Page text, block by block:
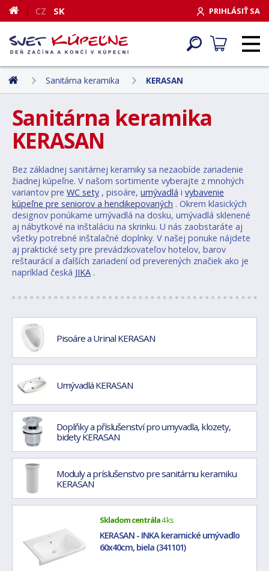
PRIHLÁSIŤ SA
CZ SK
Sanitárna keramika KERASAN
Sanitárna keramika
KERASAN
Bez základnej sanitárnej keramiky sa nezaobíde zariadenie
žiadnej kúpeľne. V našom sortimente vyberajte z mnohých
variantov pre WC sety , pisoáre, umývadlá i vybavenie
kúpeľne pre seniorov a hendikepovaných . Okrem klasických
designov ponúkame umývadlá na dosku, umývadlá sklenené
aj nábytkové na inštaláciu na skrinku. U nás zaobstaráte aj
všetky potrebné inštalačné doplnky. V našej ponuke nájdete
aj praktické sety pre prevádzkovateľov hotelov, barov
reštaurácií a ďalších zariadení od preverených značiek ako je
napríklad česká JIKA .
Pisoáre a Urinal KERASAN
Umývadlá KERASAN
Doplňky a příslušenství pro umyvadla, klozety,
bidety KERASAN
Moduly a príslušenstvo pre sanitárnu keramiku
KERASAN
Skladom centrála4 ks
KERASAN - INKA keramické umývadlo
60x40cm, biela (341101)